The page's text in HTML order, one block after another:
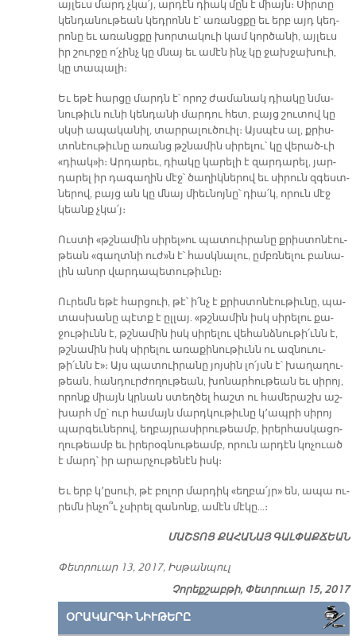
այ­լեւս մարդ չկա՛յ, ար­դէն դիակ մըն է միայն։ Սիր­տը
կեն­դա­նու­թեան կեդ­րոնն է՝ ա­ռանց­քը եւ երբ այդ կեդ­
րո­նը եւ ա­ռանց­քը խոր­տա­կուի կամ կոր­ծա­նի, այ­լեւս
իր շուր­ջը ո՛­չինչ կը մնայ եւ ա­մէն ինչ կը ջախ­ջա­խուի,
կը տա­պա­լի։
Եւ ե­թէ հար­ցը մարդն է՝ ո­րոշ ժա­մա­նակ դիա­կը նմա­
նու­թիւն ու­նի կեն­դա­նի մար­դու հետ, բայց շու­տով կը
սկսի ա­պա­կա­նիլ, տար­րա­լու­ծուիլ։ Այս­պէս ալ, քրիս­
տո­նէու­թիւ­նը ա­ռանց թշնա­մին սի­րե­լու՝ կը վե­րա­ծ-ւի
«դիակ»ի։ Ար­դա­րեւ, դիա­կը կա­րե­լի է զար­դա­րել, յար­
դա­րել իր դա­գա­ղին մէջ՝ ծա­ղիկ­նե­րով եւ սի­րուն զգեստ­
նե­րով, բայց ան կը մնայ միեւ­նոյ­նը՝ դիա՛կ, ո­րուն մէջ
կեանք չկա՛յ։
Ուս­տի «թշնա­մին սի­րել»ու պա­տուի­րա­նը քրիս­տո­նէու­
թեան «գաղտ­նի ուժ»ն է՝ հասկ­նա­լու, ըմբռ­նե­լու բա­նա­
լին ա­նոր վար­դա­պե­տու­թիւ­նը։
Ու­րեմն ե­թէ հար­ցուի, թէ՝ ի՛նչ է քրիս­տո­նէու­թիւ­նը, պա­
տաս­խա­նը պէտք է ըլ­լայ. «թշնա­մին իսկ սի­րե­լու քա­
ջու­թիւնն է, թշնա­մին իսկ սի­րե­լու վե­հանձ­նու­թի՛ւնն է,
թշնա­մին իսկ սի­րե­լու ա­ռա­քի­նու­թիւնն ու ազ­նուու­
թի՛ւնն է»։ Այս պա­տուի­րա­նը յոյ­սին լո՛յսն է՝ խա­ղա­ղու­
թեան, հան­դուր­ժո­ղու­թեան, խո­նար­հու­թեան եւ սի­րոյ,
ո­րոնք միայն կրնան ստեղ­ծել հաշտ ու հա­մե­րաշխ աշ­
խարհ մը՝ ուր հա­մայն մարդ­կու­թիւ­նը կ՚ապ­րի սի­րոյ
պար­գեւ­նե­րով, եղ­բայ­րա­սի­րու­թեամբ, ի­րեր­հաս­կա­ցո­
ղու­թեամբ եւ ի­րե­րօգ­նու­թեամբ, ո­րուն ար­դէն կո­չուած
է մարդ՝ իր ա­րար­չու­թե­նէն իսկ։
Եւ երբ կ՚ը­սուի, թէ բո­լոր մար­դիկ «եղ­բա՛յր» են, ա­պա ու­
րեմն ին­չո՞ւ չսի­րել զա­նոնք, ա­մէն մէ­կը…։
ՄԱՇ­ՏՈՑ ՔԱ­ՀԱ­ՆԱՅ ԳԱԼ­ՓԱՔ­ՃԵԱՆ
Փետ­րուար 13, 2017, Իս­թան­պուլ
Չորեքշաբթի, Փետրուար 15, 2017
ՕՐԱԿԱՐԳԻ ՆԻՒԹԵՐԸ